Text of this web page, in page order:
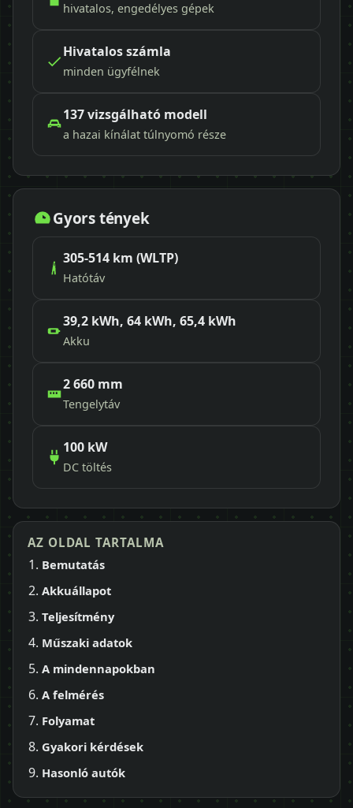
hivatalos, engedélyes gépek
Hivatalos számla
minden ügyfélnek
137 vizsgálható modell
a hazai kínálat túlnyomó része
Gyors tények
305-514 km (WLTP)
Hatótáv
39,2 kWh, 64 kWh, 65,4 kWh
Akku
2 660 mm
Tengelytáv
100 kW
DC töltés
AZ OLDAL TARTALMA
Bemutatás
Akkuállapot
Teljesítmény
Műszaki adatok
A mindennapokban
A felmérés
Folyamat
Gyakori kérdések
Hasonló autók